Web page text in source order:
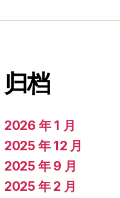
归档
2026 年 1 月
2025 年 12 月
2025 年 9 月
2025 年 2 月